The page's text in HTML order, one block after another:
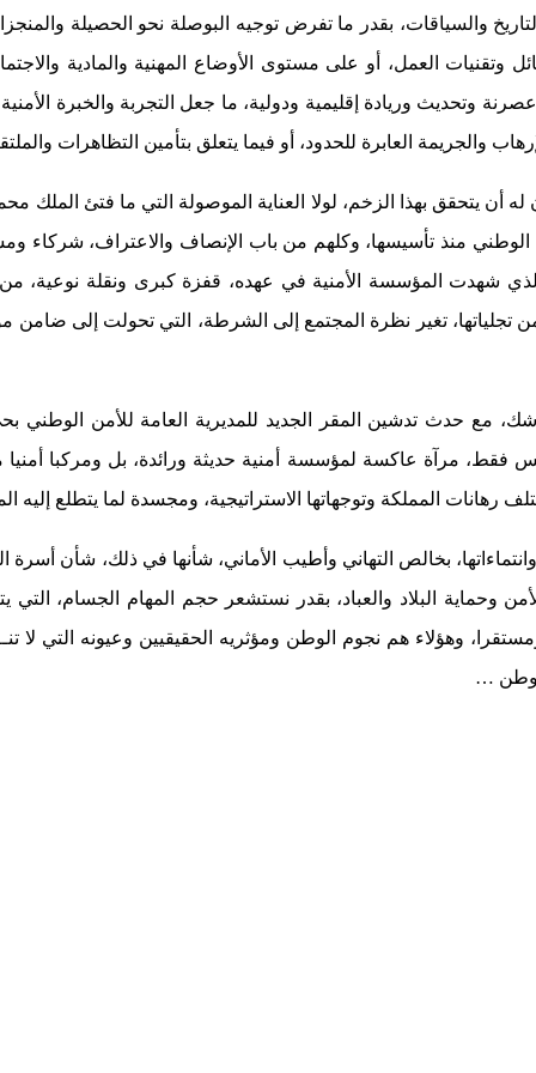
والسياقات، بقدر ما تفرض توجيه البوصلة نحو الحصيلة
وتقنيات العمل، أو على مستوى الأوضاع المهنية والمادية
وتحديث وريادة إقليمية ودولية، ما جعل التجربة والخبرة
والجريمة العابرة للحدود، أو فيما يتعلق بتأمين التظاهرات
يتحقق بهذا الزخم، لولا العناية الموصولة التي ما فتئ الملك
الوطني منذ تأسيسها، وكلهم من باب الإنصاف والاعتراف،
شهدت المؤسسة الأمنية في عهده، قفزة كبرى ونقلة
تجلياتها، تغير نظرة المجتمع إلى الشرطة، التي تحولت إلى ضامن
مع حدث تدشين المقر الجديد للمديرية العامة للأمن الوطني
الضخم، ليس فقط، مرآة عاكسة لمؤسسة أمنية حديثة ورائدة، بل
المملكة وتوجهاتها الاستراتيجية، ومجسدة لما يتطلع إليه
بخالص التهاني وأطيب الأماني، شأنها في ذلك، شأن
وحماية البلاد والعباد، بقدر نستشعر حجم المهام الجسام،
وهؤلاء هم نجوم الوطن ومؤثريه الحقيقيين وعيونه التي لا
…